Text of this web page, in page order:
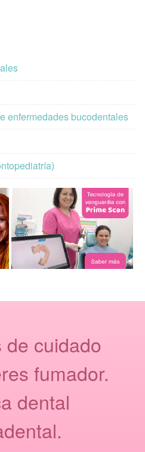
enfermedades bucodentales
de cuidado
fumador.
dental